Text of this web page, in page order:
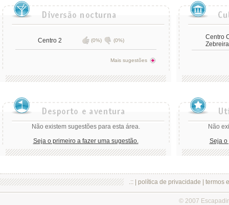
Centro 2 (0%) (0%)
Mais sugestões
Centro
Zebreira
Não existem sugestões para esta área.
Seja o primeiro a fazer uma sugestão.
Não
Seja o
.:: | política de privacidade termos
© 2007